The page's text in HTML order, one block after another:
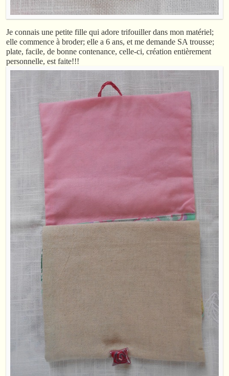
Je connais une petite fille qui adore trifouiller dans mon matériel;
elle commence à broder; elle a 6 ans, et me demande SA trousse;
plate, facile, de bonne contenance, celle-ci, création entièrement
personnelle, est faite!!!